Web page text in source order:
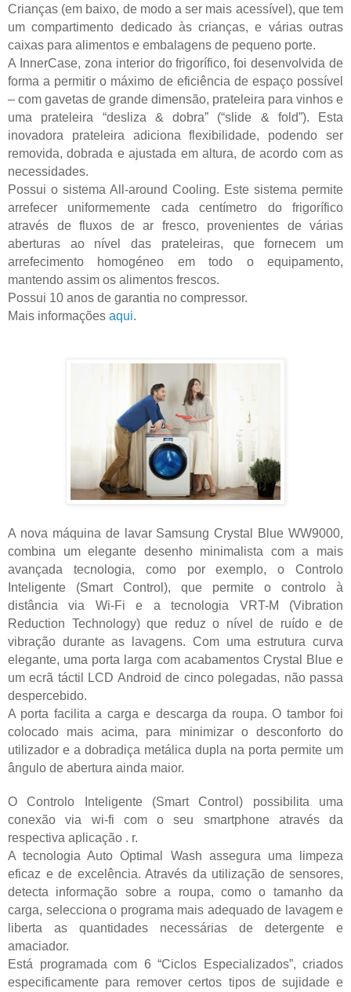
Crianças (em baixo, de modo a ser mais acessível), que tem
um compartimento dedicado às crianças, e várias outras
caixas para alimentos e embalagens de pequeno porte.
A InnerCase, zona interior do frigorífico, foi desenvolvida de
forma a permitir o máximo de eficiência de espaço possível
– com gavetas de grande dimensão, prateleira para vinhos e
uma prateleira “desliza & dobra” (“slide & fold”). Esta
inovadora prateleira adiciona flexibilidade, podendo ser
removida, dobrada e ajustada em altura, de acordo com as
necessidades.
Possui o sistema All-around Cooling. Este sistema permite
arrefecer uniformemente cada centímetro do frigorífico
através de fluxos de ar fresco, provenientes de várias
aberturas ao nível das prateleiras, que fornecem um
arrefecimento homogéneo em todo o equipamento,
mantendo assim os alimentos frescos.
Possui 10 anos de garantia no compressor.
Mais informações aqui.
A nova máquina de lavar Samsung Crystal Blue WW9000,
combina um elegante desenho minimalista com a mais
avançada tecnologia, como por exemplo, o Controlo
Inteligente (Smart Control), que permite o controlo à
distância via Wi-Fi e a tecnologia VRT-M (Vibration
Reduction Technology) que reduz o nível de ruído e de
vibração durante as lavagens. Com uma estrutura curva
elegante, uma porta larga com acabamentos Crystal Blue e
um ecrã táctil LCD Android de cinco polegadas, não passa
despercebido.
A porta facilita a carga e descarga da roupa. O tambor foi
colocado mais acima, para minimizar o desconforto do
utilizador e a dobradiça metálica dupla na porta permite um
ângulo de abertura ainda maior.
O Controlo Inteligente (Smart Control) possibilita uma
conexão via wi-fi com o seu smartphone através da
respectiva aplicação . r.
A tecnologia Auto Optimal Wash assegura uma limpeza
eficaz e de excelência. Através da utilização de sensores,
detecta informação sobre a roupa, como o tamanho da
carga, selecciona o programa mais adequado de lavagem e
liberta as quantidades necessárias de detergente e
amaciador.
Está programada com 6 “Ciclos Especializados”, criados
especificamente para remover certos tipos de sujidade e